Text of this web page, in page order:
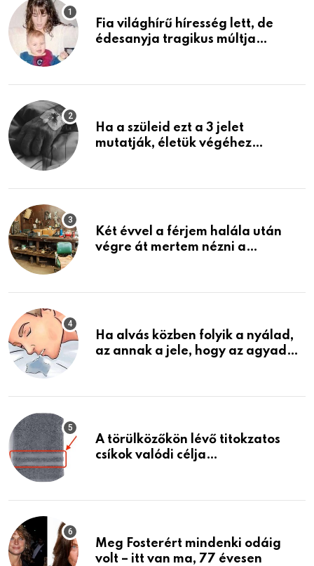
Fia világhírű híresség lett, de
édesanyja tragikus múltja
Ha a szüleid ezt a 3 jelet
mutatják, életük végéhez
Két évvel a férjem halála után
végre át mertem nézni a
életemet
Ha alvás közben folyik a nyálad,
az annak a jele, hogy az agyad…
A törülközőkön lévő titokzatos
csíkok valódi célja…
Meg Fosterért mindenki odáig
volt – itt van ma, 77 évesen